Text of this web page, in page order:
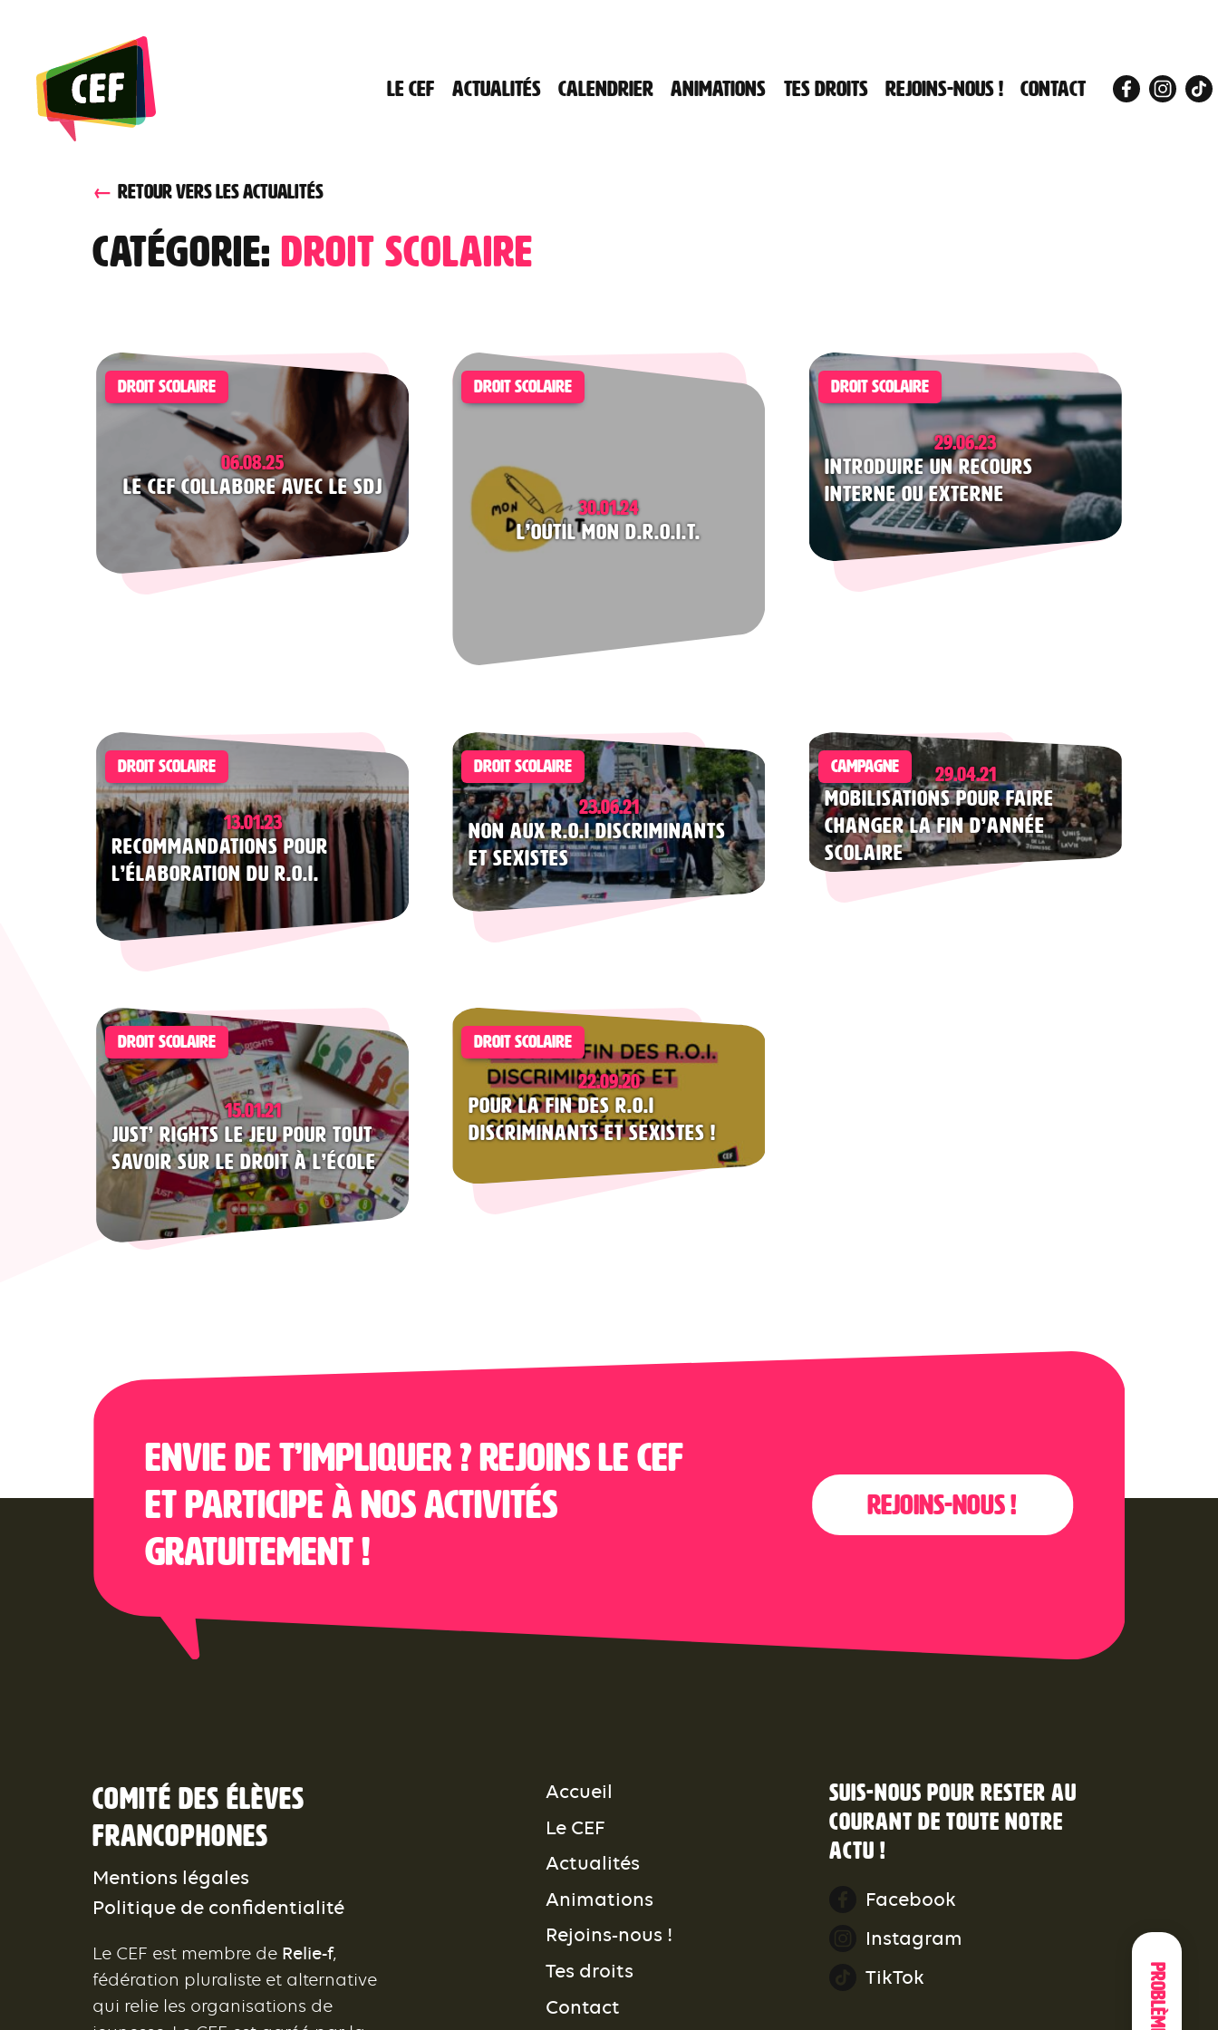
content
Le CEF Actualités Calendrier Animations Tes droits Rejoins-nous ! Contact
Problèmes
RETOUR VERS LES ACTUALITÉS
Catégorie: droit scolaire
DROIT SCOLAIRE
06.08.25
Le CEF collabore avec le SDJ
DROIT SCOLAIRE
30.01.24
L’outil Mon D.R.O.I.T.
DROIT SCOLAIRE
29.06.23
Introduire un recours
interne ou externe
DROIT SCOLAIRE
13.01.23
Recommandations pour
l’élaboration du R.O.I.
DROIT SCOLAIRE
23.06.21
Non aux R.O.I discriminants
et sexistes
CAMPAGNE 29.04.21
Mobilisations pour faire
changer la fin d’année
scolaire
DROIT SCOLAIRE
15.01.21
Just’ Rights le jeu pour tout
savoir sur le droit à l’école
DROIT SCOLAIRE
22.09.20
Pour la fin des R.O.I
discriminants et sexistes !
Envie de t’impliquer ? Rejoins le CEF
et participe à nos activités
gratuitement !
Rejoins-nous !
Comité des élèves
francophones
Mentions légales
Politique de confidentialité
Le CEF est membre de Relie-f,
fédération pluraliste et alternative
qui relie les organisations de
Accueil
Le CEF
Actualités
Animations
Rejoins-nous !
Tes droits
Contact
Suis-nous pour rester au
courant de toute notre
actu !
Facebook
Instagram
TikTok